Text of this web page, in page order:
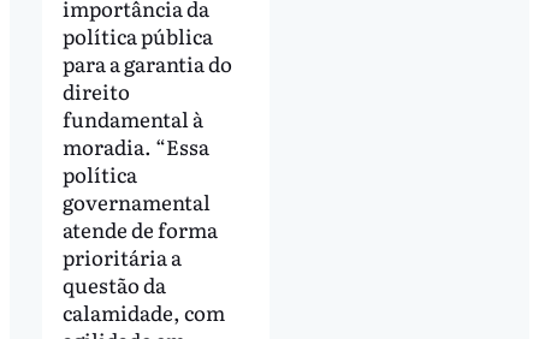
importância da
política pública
para a garantia do
direito
fundamental à
moradia. “Essa
política
governamental
atende de forma
prioritária a
questão da
calamidade, com